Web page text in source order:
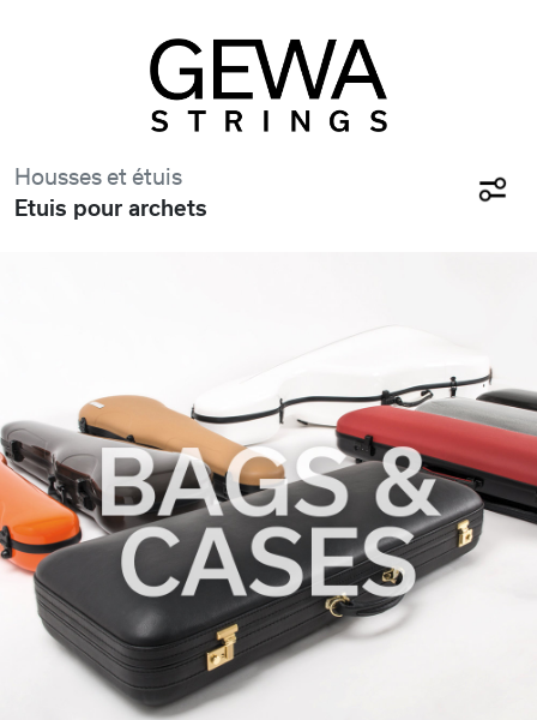
Housses et étuis
Etuis pour archets